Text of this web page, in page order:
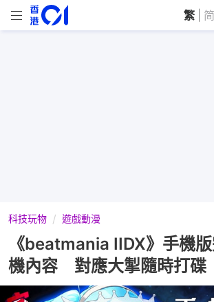
繁 简
科技玩物 遊戲動漫
《beatmania IIDX》手機
機內容 對應大掣隨時打碟